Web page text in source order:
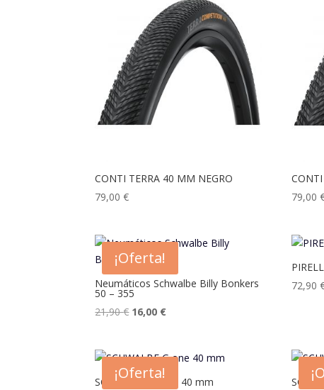
CONTI TERRA 40 MM NEGRO
79,00€
79,00
¡Oferta!
Neumáticos Schwalbe Billy Bonkers
50 – 355
21,90€ El
era:
21,90 €.
16,00 €El
es:
16,00 €.
72,90
¡Oferta!
SCHWALBE G one 40 mm